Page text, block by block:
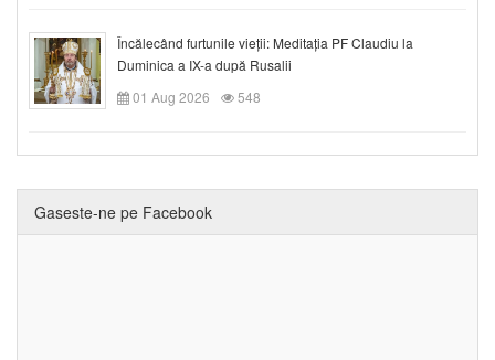
Încălecând furtunile vieții: Meditația PF Claudiu la
Duminica a IX-a după Rusalii
01 Aug 2026
548
Gaseste-ne pe Facebook